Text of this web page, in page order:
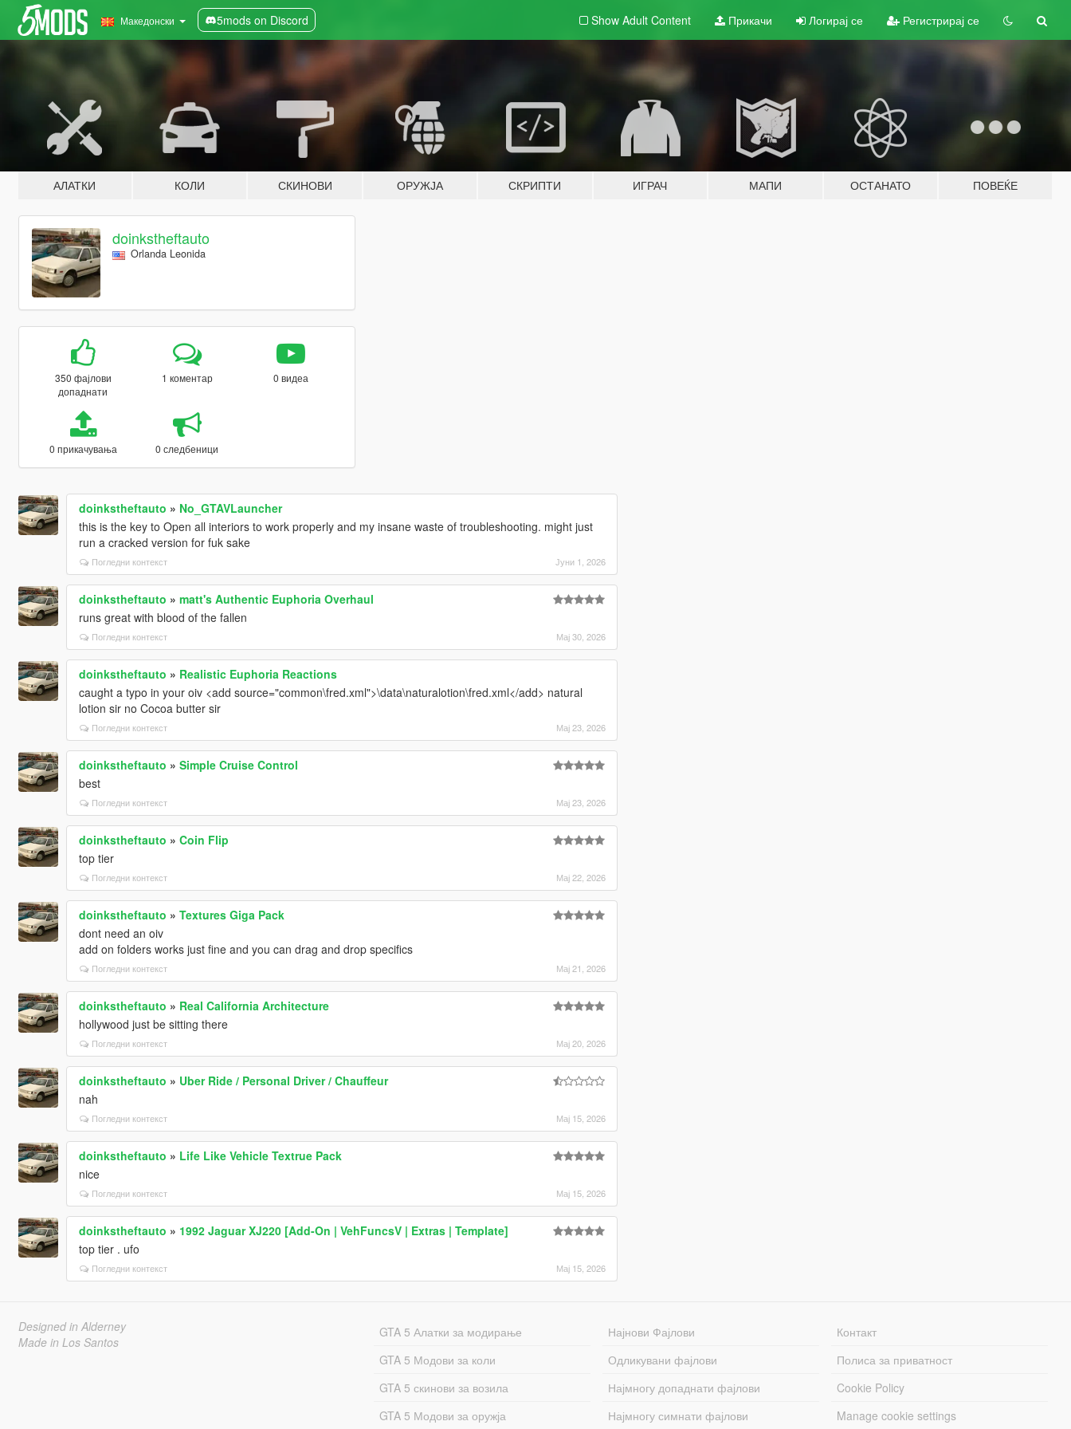
Македонски 5mods on Discord Show Adult Content Прикачи Логирај се Регистрирај се
АЛАТКИ КОЛИ СКИНОВИ ОРУЖЈА СКРИПТИ ИГРАЧ МАПИ ОСТАНАТО ПОВЕЌЕ
doinkstheftauto
Orlanda Leonida
350 фајлови
допаднати
1 коментар 0 видеа
0 прикачувања 0 следбеници
doinkstheftauto » No_GTAVLauncher
this is the key to Open all interiors to work properly and my insane waste of troubleshooting. might just
run a cracked version for fuk sake
Погледни контекст Јуни 1, 2026
doinkstheftauto » matt's Authentic Euphoria Overhaul
runs great with blood of the fallen
Погледни контекст Мај 30, 2026
doinkstheftauto » Realistic Euphoria Reactions
caught a typo in your oiv <add source="common\fred.xml">\data\naturalotion\fred.xml</add> natural
lotion sir no Cocoa butter sir
Погледни контекст Мај 23, 2026
doinkstheftauto » Simple Cruise Control
best
Погледни контекст Мај 23, 2026
doinkstheftauto » Coin Flip
top tier
Погледни контекст Мај 22, 2026
doinkstheftauto » Textures Giga Pack
dont need an oiv
add on folders works just fine and you can drag and drop specifics
Погледни контекст Мај 21, 2026
doinkstheftauto » Real California Architecture
hollywood just be sitting there
Погледни контекст Мај 20, 2026
doinkstheftauto » Uber Ride / Personal Driver / Chauffeur
nah
Погледни контекст Мај 15, 2026
doinkstheftauto » Life Like Vehicle Textrue Pack
nice
Погледни контекст Мај 15, 2026
doinkstheftauto » 1992 Jaguar XJ220 [Add-On | VehFuncsV | Extras | Template]
top tier . ufo
Погледни контекст Мај 15, 2026
Designed in Alderney
Made in Los Santos
GTA 5 Алатки за модирање
GTA 5 Модови за коли
GTA 5 скинови за возила
GTA 5 Модови за оружја
Најнови Фајлови
Одликувани фајлови
Најмногу допаднати фајлови
Најмногу симнати фајлови
Контакт
Полиса за приватност
Cookie Policy
Manage cookie settings